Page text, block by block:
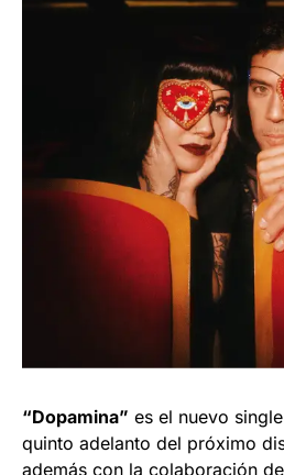
“Dopamina” es el nuevo
quinto adelanto del próximo
además con la colaboración